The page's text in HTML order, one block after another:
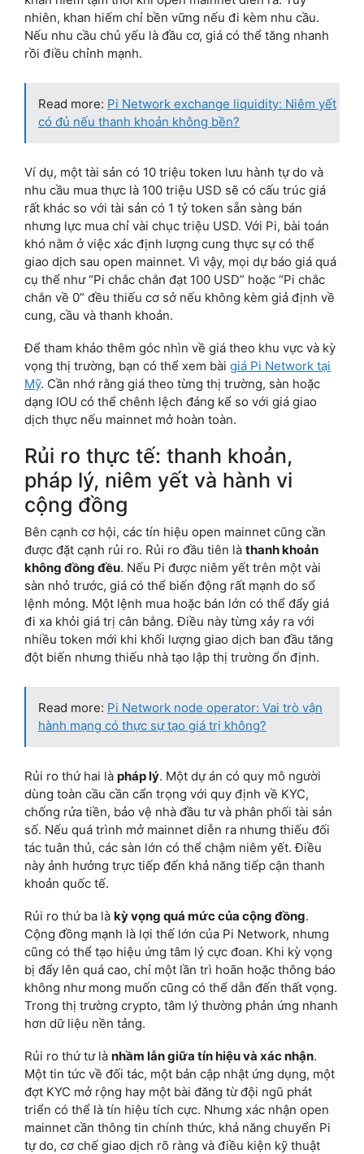
nhiên, khan hiếm chỉ bền vững nếu đi kèm nhu cầu.
Nếu nhu cầu chủ yếu là đầu cơ, giá có thể tăng nhanh
rồi điều chỉnh mạnh.
Read more: Pi Network exchange liquidity: Niêm yết
có đủ nếu thanh khoản không bền?
Ví dụ, một tài sản có 10 triệu token lưu hành tự do và
nhu cầu mua thực là 100 triệu USD sẽ có cấu trúc giá
rất khác so với tài sản có 1 tỷ token sẵn sàng bán
nhưng lực mua chỉ vài chục triệu USD. Với Pi, bài toán
khó nằm ở việc xác định lượng cung thực sự có thể
giao dịch sau open mainnet. Vì vậy, mọi dự báo giá quá
cụ thể như “Pi chắc chắn đạt 100 USD” hoặc “Pi chắc
chắn về 0” đều thiếu cơ sở nếu không kèm giả định về
cung, cầu và thanh khoản.
Để tham khảo thêm góc nhìn về giá theo khu vực và kỳ
vọng thị trường, bạn có thể xem bài giá Pi Network tại
Mỹ. Cần nhớ rằng giá theo từng thị trường, sàn hoặc
dạng IOU có thể chênh lệch đáng kể so với giá giao
dịch thực nếu mainnet mở hoàn toàn.
Rủi ro thực tế: thanh khoản,
pháp lý, niêm yết và hành vi
cộng đồng
Bên cạnh cơ hội, các tín hiệu open mainnet cũng cần
được đặt cạnh rủi ro. Rủi ro đầu tiên là thanh khoản
không đồng đều. Nếu Pi được niêm yết trên một vài
sàn nhỏ trước, giá có thể biến động rất mạnh do sổ
lệnh mỏng. Một lệnh mua hoặc bán lớn có thể đẩy giá
đi xa khỏi giá trị cân bằng. Điều này từng xảy ra với
nhiều token mới khi khối lượng giao dịch ban đầu tăng
đột biến nhưng thiếu nhà tạo lập thị trường ổn định.
Read more: Pi Network node operator: Vai trò vận
hành mạng có thực sự tạo giá trị không?
Rủi ro thứ hai là pháp lý. Một dự án có quy mô người
dùng toàn cầu cần cẩn trọng với quy định về KYC,
chống rửa tiền, bảo vệ nhà đầu tư và phân phối tài sản
số. Nếu quá trình mở mainnet diễn ra nhưng thiếu đối
tác tuân thủ, các sàn lớn có thể chậm niêm yết. Điều
này ảnh hưởng trực tiếp đến khả năng tiếp cận thanh
khoản quốc tế.
Rủi ro thứ ba là kỳ vọng quá mức của cộng đồng.
Cộng đồng mạnh là lợi thế lớn của Pi Network, nhưng
cũng có thể tạo hiệu ứng tâm lý cực đoan. Khi kỳ vọng
bị đẩy lên quá cao, chỉ một lần trì hoãn hoặc thông báo
không như mong muốn cũng có thể dẫn đến thất vọng.
Trong thị trường crypto, tâm lý thường phản ứng nhanh
hơn dữ liệu nền tảng.
Rủi ro thứ tư là nhầm lẫn giữa tín hiệu và xác nhận.
Một tin tức về đối tác, một bản cập nhật ứng dụng, một
đợt KYC mở rộng hay một bài đăng từ đội ngũ phát
triển có thể là tín hiệu tích cực. Nhưng xác nhận open
mainnet cần thông tin chính thức, khả năng chuyển Pi
tự do, cơ chế giao dịch rõ ràng và điều kiện kỹ thuật